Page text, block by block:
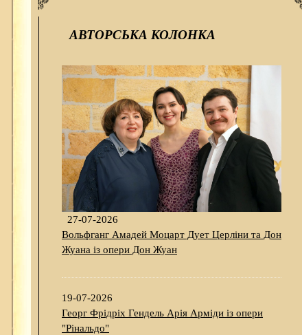
АВТОРСЬКА КОЛОНКА
27-07-2026
Вольфганг Амадей Моцарт Дует Церліни та Дон
Жуана із опери Дон Жуан
19-07-2026
Георг Фрідріх Гендель Арія Арміди із опери
"Рінальдо"